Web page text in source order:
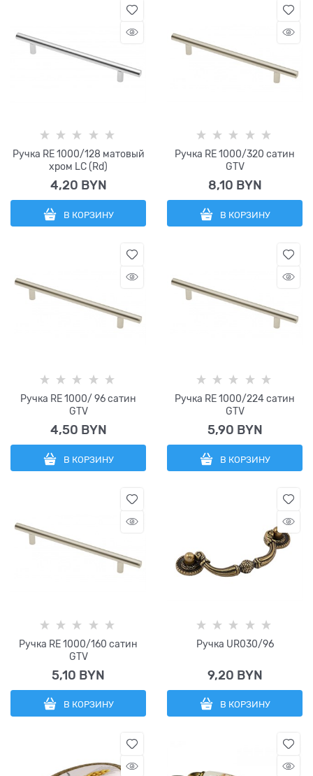
Ручка RE 1000/128 матовый
хром LC (Rd)
4,20 BYN
В КОРЗИНУ
Ручка RE 1000/320 сатин
GTV
8,10 BYN
В КОРЗИНУ
Ручка RE 1000/ 96 сатин
GTV
4,50 BYN
В КОРЗИНУ
Ручка RE 1000/224 сатин
GTV
5,90 BYN
В КОРЗИНУ
Ручка RE 1000/160 сатин
GTV
5,10 BYN
В КОРЗИНУ
Ручка UR030/96
9,20 BYN
В КОРЗИНУ